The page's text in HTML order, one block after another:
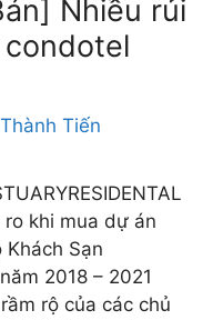
Nhiều rủi
Tiến
khi mua dự án
Sạn
2018 – 2021
rộ của các chủ